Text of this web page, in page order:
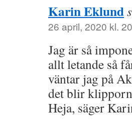
Karin Eklund
26 april, 2020 kl.
Jag är så
allt letande så
väntar jag på
det blir
Heja, säger